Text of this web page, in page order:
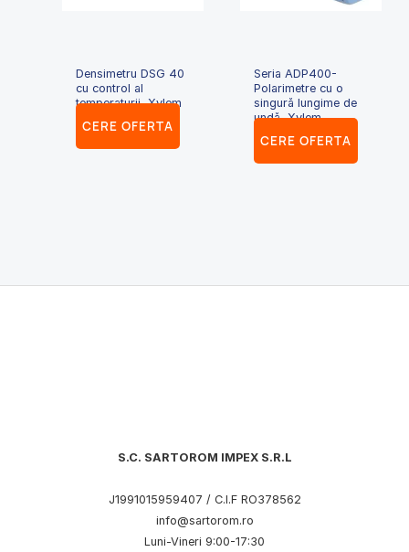
Densimetru DSG 40
cu control al
temperaturii, Xylem
CERE OFERTA
Seria ADP400-
Polarimetre cu o
singură lungime de
undă, Xylem
CERE OFERTA
S.C. SARTOROM IMPEX S.R.L
J1991015959407 / C.I.F RO378562
info@sartorom.ro
Luni-Vineri 9:00-17:30